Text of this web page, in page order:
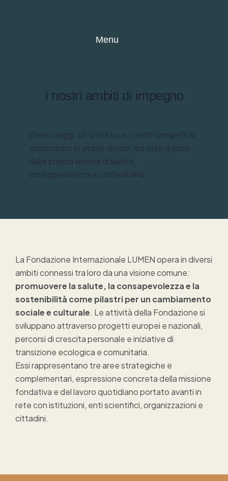
Menu
I nostri ambiti di impegno
Diversi raggi, un’unica luce: i nostri progetti si
espandono in ambiti diversi, ma tutti guidati
dalla stessa visione di salute,
consapevolezza e sostenibilità
La Fondazione Internazionale LUMEN opera in diversi
ambiti connessi tra loro da una visione comune:
promuovere la salute, la consapevolezza e la
sostenibilità come pilastri per un cambiamento
sociale e culturale. Le attività della Fondazione si
sviluppano attraverso progetti europei e nazionali,
percorsi di crescita personale e iniziative di
transizione ecologica e comunitaria.
Essi rappresentano tre aree strategiche e
complementari, espressione concreta della missione
fondativa e del lavoro quotidiano portato avanti in
rete con istituzioni, enti scientifici, organizzazioni e
cittadini.